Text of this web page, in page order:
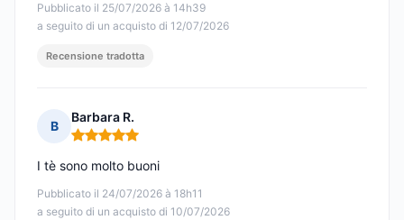
Pubblicato il 25/07/2026 à 14h39
a seguito di un acquisto di 12/07/2026
Recensione tradotta
B
Barbara R.
Nota: 5 su 5
Pubblicato il 24/07/2026 à 18h11
a seguito di un acquisto di 10/07/2026
I tè sono molto buoni